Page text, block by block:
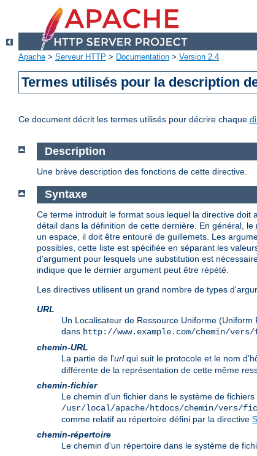
Apache > Serveur HTTP > Documentation > Version 2.4
Termes utilisés pour la description
Ce document décrit les termes utilisés pour décrire chaque
Description
Une brève description des fonctions de cette directive.
Syntaxe
Ce terme introduit le format sous lequel la directive
détail dans la définition de cette dernière. En général,
un espace, il doit être entouré de guillemets. Les
possibles, cette liste est spécifiée en séparant les
d'argument pour lesquels une substitution est
indique que le dernier argument peut être répété.
Les directives utilisent un grand nombre de types
URL
Un Localisateur de Ressource Uniforme
dans http://www.example.com/chemin/
chemin-URL
La partie de l'urlqui suit le protocole et le nom
différente de la représentation de cette même
chemin-fichier
Le chemin d'un fichier dans le système de
/usr/local/apache/htdocs/chemin/vers/
comme relatif au répertoire défini par la directive
chemin-répertoire
Le chemin d'un répertoire dans le système de